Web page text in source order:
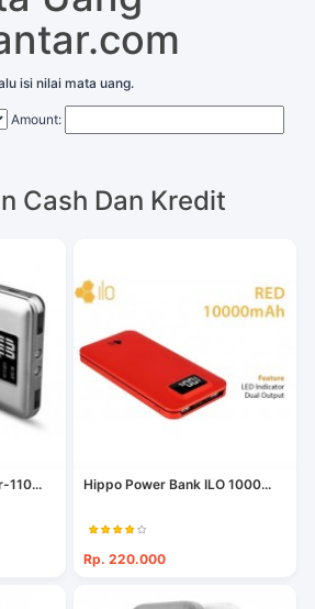
isi nilai mata uang.
Amount:
Cash Dan Kredit
110... Hippo Power Bank ILO 1000...
Rp. 220.000